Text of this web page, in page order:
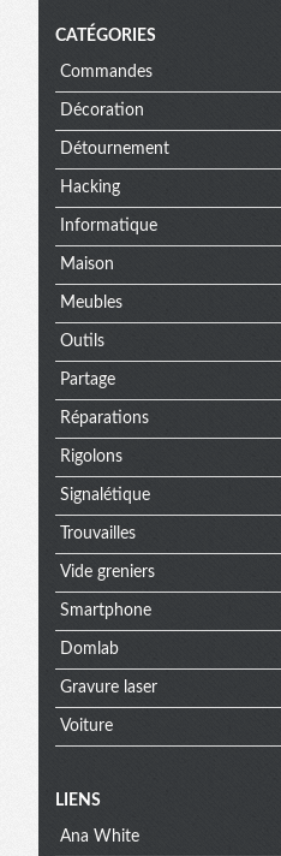
CATÉGORIES
Commandes
Décoration
Détournement
Hacking
Informatique
Maison
Meubles
Outils
Partage
Réparations
Rigolons
Signalétique
Trouvailles
Vide greniers
Smartphone
Domlab
Gravure laser
Voiture
Menu
LIENS
Ana White